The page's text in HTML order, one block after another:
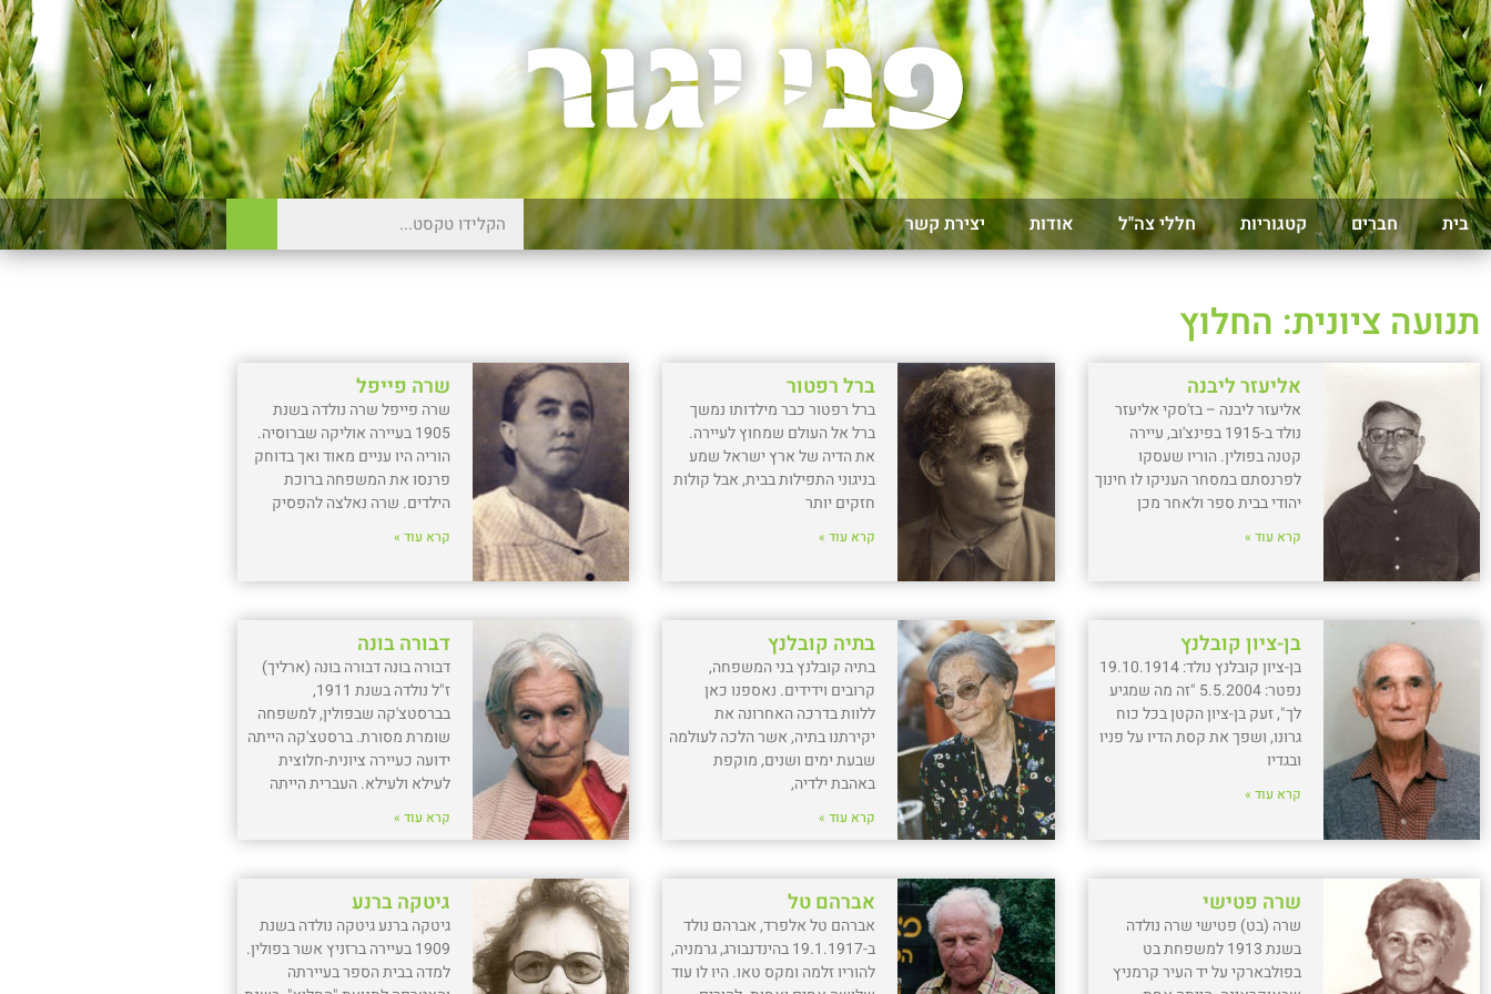
בית חברים קטגוריות חללי צה"ל אודות יצירת קשר
תנועה ציונית: החלוץ
אליעזר ליבנה
אליעזר ליבנה – בז'סקי אליעזר
נולד ב-1915 בפינצ'וב, עיירה
קטנה בפולין. הוריו שעסקו
לפרנסתם במסחר העניקו לו חינוך
יהודי בבית ספר ולאחר מכן
קרא עוד »
ברל רפטור
ברל רפטור כבר מילדותו נמשך
ברל אל העולם שמחוץ לעיירה.
את הדיה של ארץ ישראל שמע
בניגוני התפילות בבית, אבל קולות
חזקים יותר
קרא עוד »
שרה פייפל
שרה פייפל שרה נולדה בשנת
1905 בעיירה אוליקה שברוסיה.
הוריה היו עניים מאוד ואך בדוחק
פרנסו את המשפחה ברוכת
הילדים. שרה נאלצה להפסיק
קרא עוד »
בן-ציון קובלנץ
בן-ציון קובלנץ נולד: 19.10.1914
נפטר: 5.5.2004 "זה מה שמגיע
לך", זעק בן-ציון הקטן בכל כוח
גרונו, ושפך את קסת הדיו על פניו
ובגדיו
קרא עוד »
בתיה קובלנץ
בתיה קובלנץ בני המשפחה,
קרובים וידידים. נאספנו כאן
ללוות בדרכה האחרונה את
יקירתנו בתיה, אשר הלכה לעולמה
שבעת ימים ושנים, מוקפת
באהבת ילדיה,
קרא עוד »
דבורה בונה
דבורה בונה דבורה בונה (ארליך)
ז"ל נולדה בשנת 1911,
בברסטצ'קה שבפולין, למשפחה
שומרת מסורת. ברסטצ'קה הייתה
ידועה כעיירה ציונית-חלוצית
לעילא ולעילא. העברית הייתה
קרא עוד »
שרה פטישי
שרה (בט) פטישי שרה נולדה
בשנת 1913 למשפחת בט
בפולבארקי על יד העיר קרמניץ
אברהם טל
אברהם טל אלפרד, אברהם נולד
ב-19.1.1917 בהינדנבורג, גרמניה,
להוריו זלמה ומקס טאו. היו לו עוד
גיטקה ברנע
גיטקה ברנע גיטקה נולדה בשנת
1909 בעיירה ברזניץ אשר בפולין.
למדה בבית הספר בעיירתה